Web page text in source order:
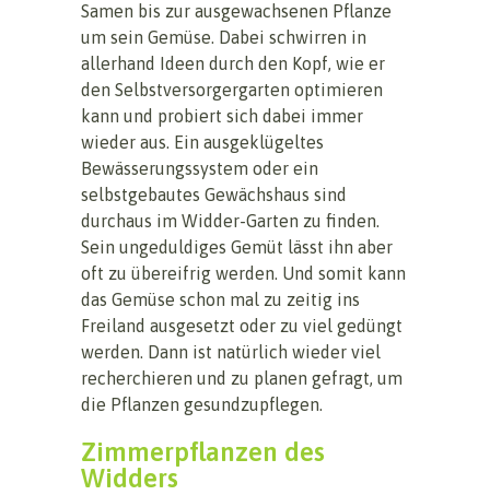
Samen bis zur ausgewachsenen Pflanze
um sein Gemüse. Dabei schwirren in
allerhand Ideen durch den Kopf, wie er
den Selbstversorgergarten optimieren
kann und probiert sich dabei immer
wieder aus. Ein ausgeklügeltes
Bewässerungssystem oder ein
selbstgebautes Gewächshaus sind
durchaus im Widder-Garten zu finden.
Sein ungeduldiges Gemüt lässt ihn aber
oft zu übereifrig werden. Und somit kann
das Gemüse schon mal zu zeitig ins
Freiland ausgesetzt oder zu viel gedüngt
werden. Dann ist natürlich wieder viel
recherchieren und zu planen gefragt, um
die Pflanzen gesundzupflegen.
Zimmerpflanzen des
Widders